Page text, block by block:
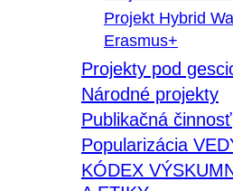
Projekt Hybrid
Erasmus+
Projekty pod
Národné projekty
Publikačná činnosť
Popularizácia
KÓDEX